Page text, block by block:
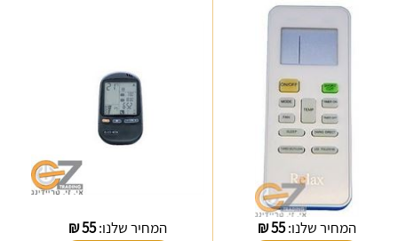
המחיר שלנו:55
₪ המחיר שלנו:55
₪